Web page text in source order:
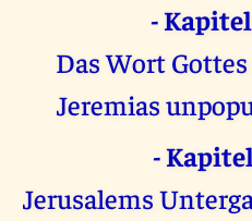
-
Das Wort
Jeremias
-
Jerusalems